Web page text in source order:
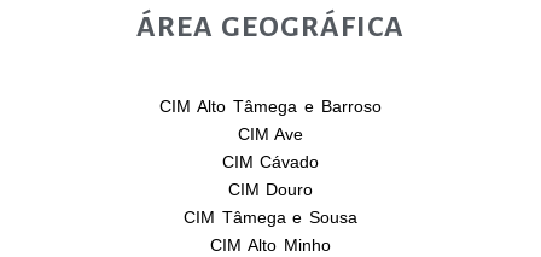
ÁREA GEOGRÁFICA
CIM Alto Tâmega e Barroso
CIM Ave
CIM Cávado
CIM Douro
CIM Tâmega e Sousa
CIM Alto Minho